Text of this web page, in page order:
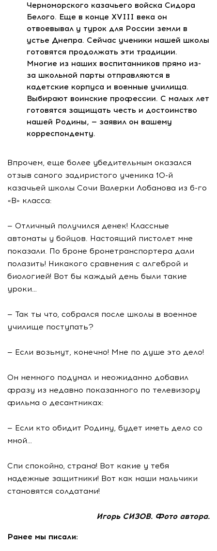
Черноморского казачьего войска Сидора
Белого. Еще в конце XVIII века он
отвоевывал у турок для России земли в
устье Днепра. Сейчас ученики нашей школы
готовятся продолжать эти традиции.
Многие из наших воспитанников прямо из-
за школьной парты отправляются в
кадетские корпуса и военные училища.
Выбирают воинские профессии. С малых лет
готовятся защищать честь и достоинство
нашей Родины, — заявил он вашему
корреспонденту.
Впрочем, еще более убедительным оказался
отзыв самого задиристого ученика 10-й
казачьей школы Сочи Валерки Лобанова из 6-го
«В» класса:
— Отличный получился денек! Классные
автоматы у бойцов. Настоящий пистолет мне
показали. По броне бронетранспортера дали
полазить! Никакого сравнения с алгеброй и
биологией! Вот бы каждый день были такие
уроки…
— Так ты что, собрался после школы в военное
училище поступать?
— Если возьмут, конечно! Мне по душе это дело!
Он немного подумал и неожиданно добавил
фразу из недавно показанного по телевизору
фильма о десантниках:
— Если кто обидит Родину, будет иметь дело со
мной…
Спи спокойно, страна! Вот какие у тебя
надежные защитники! Вот как наши мальчики
становятся солдатами!
Игорь СИЗОВ. Фото автора.
Ранее мы писали: